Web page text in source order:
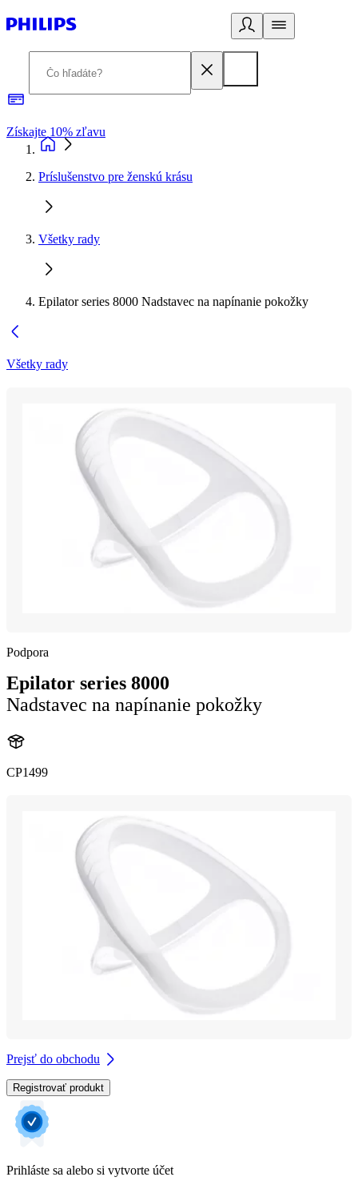
Získajte 10% zľavu
Príslušenstvo pre ženskú krásu
Všetky rady
Epilator series 8000 Nadstavec na napínanie pokožky
Všetky rady
Podpora
Epilator series 8000
Nadstavec na napínanie pokožky
CP1499
Prejsť do obchodu
Registrovať produkt
Prihláste sa alebo si vytvorte účet